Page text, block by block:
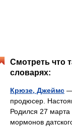
Смотреть что
словарях:
Крюзе, Джеймс —
продюсер.
Родился 27
мормонов